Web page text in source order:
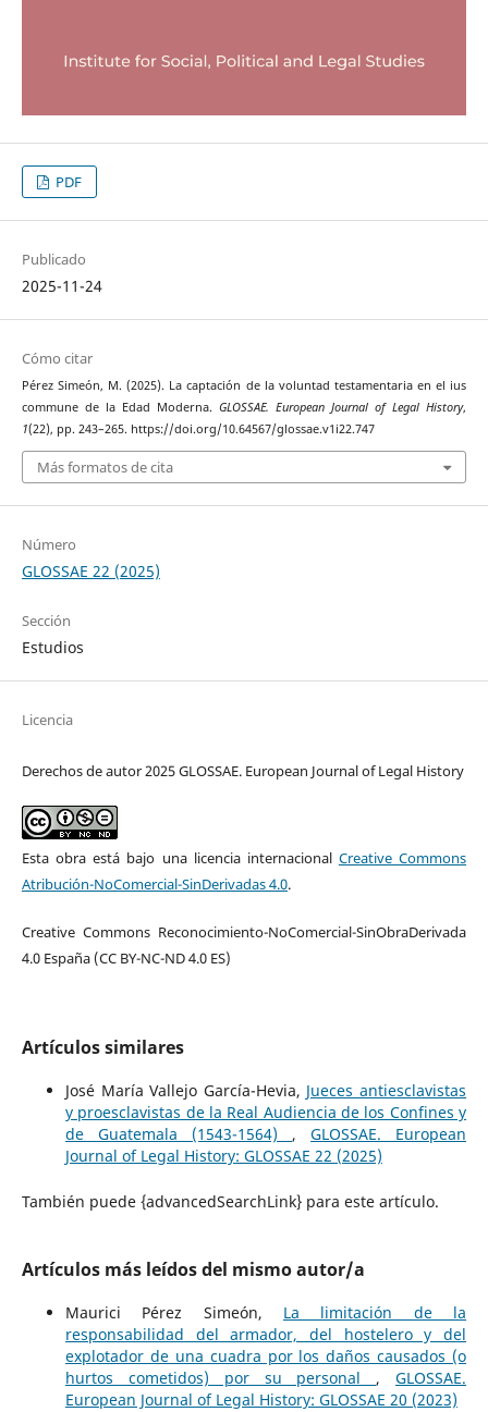
PDF
Publicado
2025-11-24
Cómo citar
Pérez Simeón, M. (2025). La captación de la voluntad testamentaria en el ius
commune de la Edad Moderna. GLOSSAE. European Journal of Legal History,
1(22), pp. 243–265. https://doi.org/10.64567/glossae.v1i22.747
Más formatos de cita
Número
GLOSSAE 22 (2025)
Sección
Estudios
Licencia
Derechos de autor 2025 GLOSSAE. European Journal of Legal History
Esta obra está bajo una licencia internacional Creative Commons
Atribución-NoComercial-SinDerivadas 4.0.
Creative Commons Reconocimiento-NoComercial-SinObraDerivada
4.0 España (CC BY-NC-ND 4.0 ES)
Artículos similares
José María Vallejo García-Hevia, Jueces antiesclavistas
y proesclavistas de la Real Audiencia de los Confines y
de Guatemala (1543-1564) ,GLOSSAE. European
Journal of Legal History: GLOSSAE 22 (2025)
También puede {advancedSearchLink} para este artículo.
Artículos más leídos del mismo autor/a
Maurici Pérez Simeón, La limitación de la
responsabilidad del armador, del hostelero y del
explotador de una cuadra por los daños causados (o
hurtos cometidos) por su personal ,GLOSSAE.
European Journal of Legal History: GLOSSAE 20 (2023)